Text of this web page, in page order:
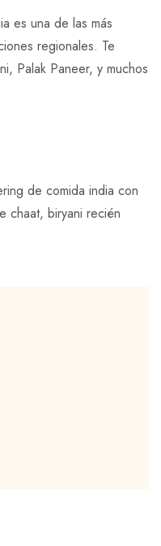
es una de las más
regionales. Te
Palak Paneer, y muchos
de comida india con
chaat, biryani recién